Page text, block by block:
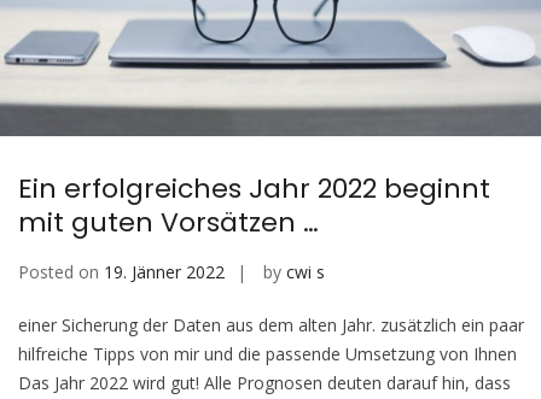
Ein erfolgreiches Jahr 2022 beginnt
mit guten Vorsätzen …
Posted on 19. Jänner 2022 by cwi s
einer Sicherung der Daten aus dem alten Jahr. zusätzlich ein paar
hilfreiche Tipps von mir und die passende Umsetzung von Ihnen
Das Jahr 2022 wird gut! Alle Prognosen deuten darauf hin, dass